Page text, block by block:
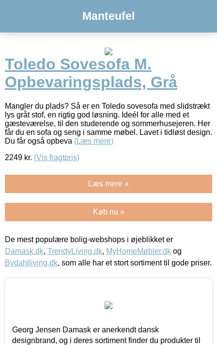
Manteufel
Toledo Sovesofa M.
Opbevaringsplads, Grå
Mangler du plads? Så er en Toledo sovesofa med slidstrækt
lys gråt stof, en rigtig god løsning. Ideél for alle med et
gæsteværelse, til den studerende og sommerhusejeren. Her
får du en sofa og seng i samme møbel. Lavet i tidløst design.
Du får også opbeva (Læs mere)
2249 kr. (Vis fragtpris)
Læs mere »
Køb nu »
De mest populære bolig-webshops i øjeblikket er
Damask.dk, TrendyLiving.dk, MyHomeMøbler.dk og
Bydahlliving.dk, som alle har et stort sortiment til gode priser.
Georg Jensen Damask er anerkendt dansk
designbrand, og i deres sortiment finder du produkter til